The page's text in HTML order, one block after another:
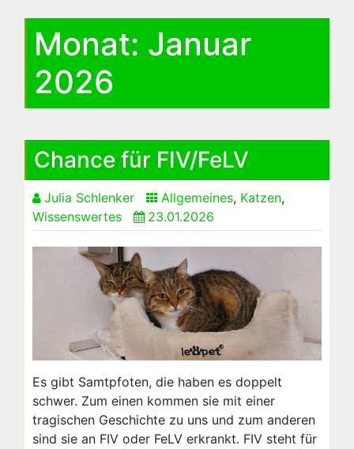
Monat: Januar
2026
Chance für FIV/FeLV
Julia Schlenker Allgemeines, Katzen,
Wissenswertes
23.01.2026
Es gibt Samtpfoten, die haben es doppelt
schwer. Zum einen kommen sie mit einer
tragischen Geschichte zu uns und zum anderen
sind sie an FIV oder FeLV erkrankt. FIV steht für